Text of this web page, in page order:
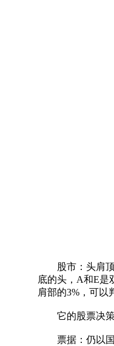
股市：头肩顶
底的头，A和E是
肩部的3%，可以
它的股票决策
票据：仍以国